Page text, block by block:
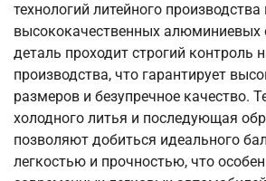
технологий литейного производства
высококачественных алюминиевых
деталь проходит строгий контроль
производства, что гарантирует
размеров и безупречное качество.
холодного литья и последующая
позволяют добиться идеального
легкостью и прочностью, что